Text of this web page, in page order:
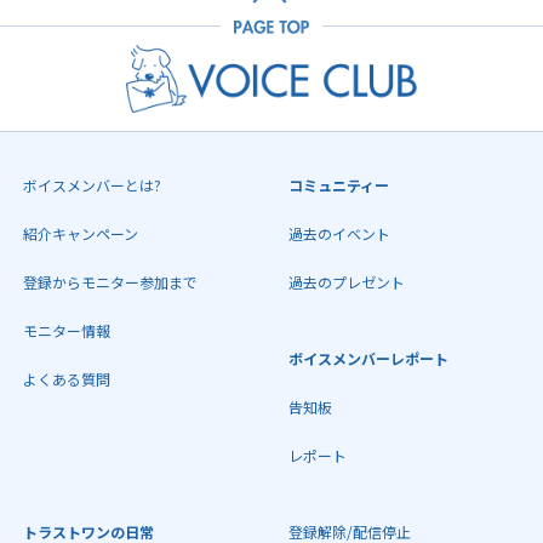
ボイスメンバーとは?
紹介キャンペーン
登録からモニター参加まで
モニター情報
よくある質問
コミュニティー
過去のイベント
過去のプレゼント
ボイスメンバーレポート
告知板
レポート
トラストワンの日常 登録解除/配信停止